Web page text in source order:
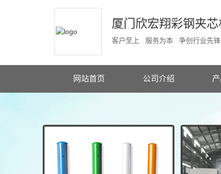
厦门欣宏翔彩钢夹
客户至上 服务为本 争创行业先锋
网站首页 公司介绍